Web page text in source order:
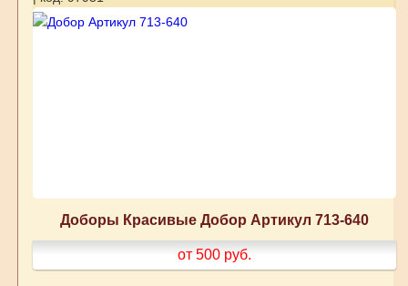
Доборы Красивые Добор Артикул 713-640
от 500 руб.